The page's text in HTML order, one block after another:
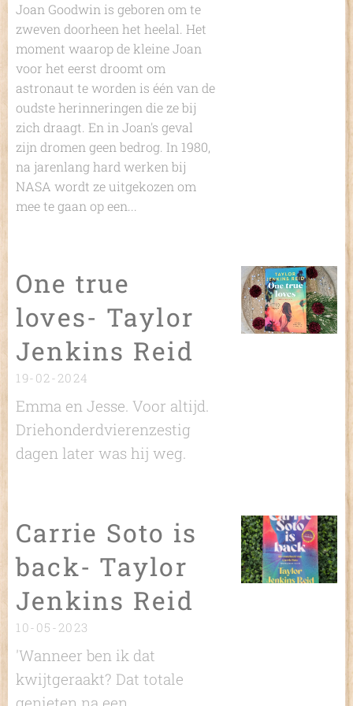
Joan Goodwin is geboren om te
zweven doorheen het heelal. Het
moment waarop de kleine Joan
voor het eerst droomt om
astronaut te worden is één van de
oudste herinneringen die ze bij
zich draagt. En in Joan's geval
zijn dromen geen bedrog. In 1980,
na jarenlang hard werken bij
NASA wordt ze uitgekozen om
mee te gaan op een...
One true
loves- Taylor
Jenkins Reid
19-02-2024
Emma en Jesse. Voor altijd.
Driehonderdvierenzestig
dagen later was hij weg.
Carrie Soto is
back- Taylor
Jenkins Reid
10-05-2023
'Wanneer ben ik dat
kwijtgeraakt? Dat totale